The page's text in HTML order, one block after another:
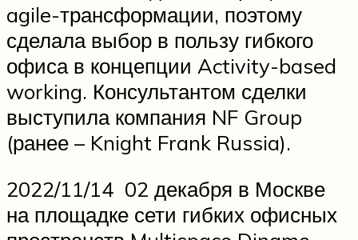
agile-трансформации, поэтому
сделала выбор в пользу гибкого
офиса в концепции Activity-based
working. Консультантом сделки
выступила компания NF Group
(ранее – Knight Frank Russia).
2022/11/14 02 декабря в Москве
на площадке сети гибких офисных